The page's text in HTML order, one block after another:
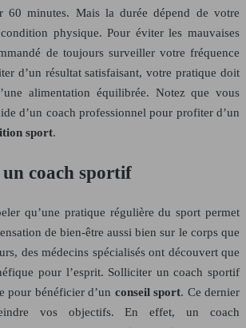
60 minutes. Mais la durée dépend de votre
physique. Pour éviter les mauvaises
de toujours surveiller votre fréquence
d’un résultat satisfaisant, votre pratique doit
alimentation équilibrée. Notez que vous
d’un coach professionnel pour profiter d’un
sport.
coach sportif
qu’une pratique régulière du sport permet
de bien-être aussi bien sur le corps que
des médecins spécialisés ont découvert que
pour l’esprit. Solliciter un coach sportif
pour bénéficier d’un conseil sport. Ce dernier
vos objectifs. En effet, un coach